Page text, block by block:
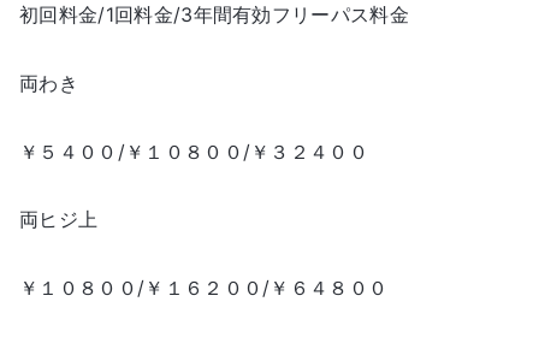
初回料金/1回料金/3年間有効フリーパス料金
両わき
￥５４００/￥１０８００/￥３２４００
両ヒジ上
￥１０８００/￥１６２００/￥６４８００